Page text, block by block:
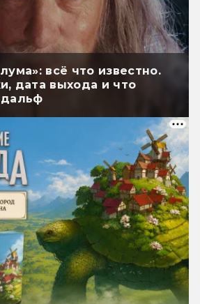
всё что известно.
дата выхода и что